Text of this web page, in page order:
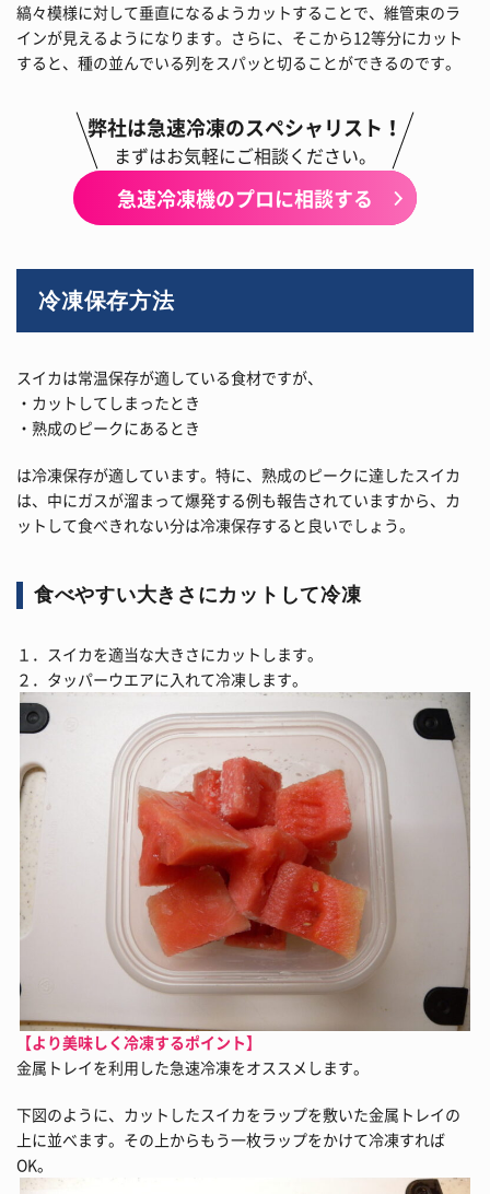
縞々模様に対して垂直になるようカットすることで、維管束のラ
インが見えるようになります。さらに、そこから12等分にカット
すると、種の並んでいる列をスパッと切ることができるのです。
弊社は急速冷凍のスペシャリスト！
まずはお気軽にご相談ください。
急速冷凍機のプロに相談する
冷凍保存方法
スイカは常温保存が適している食材ですが、
・カットしてしまったとき
・熟成のピークにあるとき
は冷凍保存が適しています。特に、熟成のピークに達したスイカ
は、中にガスが溜まって爆発する例も報告されていますから、カ
ットして食べきれない分は冷凍保存すると良いでしょう。
食べやすい大きさにカットして冷凍
１．スイカを適当な大きさにカットします。
２．タッパーウエアに入れて冷凍します。
【より美味しく冷凍するポイント】
金属トレイを利用した急速冷凍をオススメします。
下図のように、カットしたスイカをラップを敷いた金属トレイの
上に並べます。その上からもう一枚ラップをかけて冷凍すれば
OK。